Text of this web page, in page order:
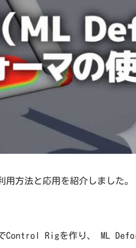
用方法と応用を紹介しました。
Control Rigを作り、 ML